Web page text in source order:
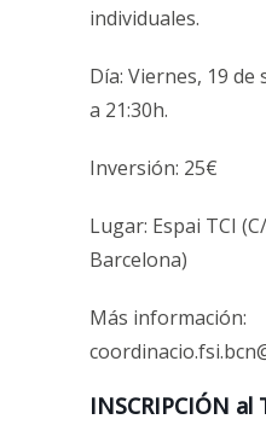
individuales.
Día: Viernes, 19 de
a 21:30h.
Inversión: 25€
Lugar: Espai TCI
Barcelona)
Más información:
INSCRIPCIÓN al